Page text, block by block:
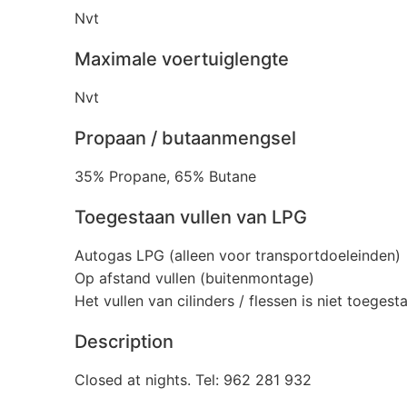
Nvt
Maximale voertuiglengte
Nvt
Propaan / butaanmengsel
35% Propane, 65% Butane
Toegestaan vullen van LPG
Autogas LPG (alleen voor transportdoeleinden)
Op afstand vullen (buitenmontage)
Het vullen van cilinders / flessen is niet
Description
Closed at nights. Tel: 962 281 932